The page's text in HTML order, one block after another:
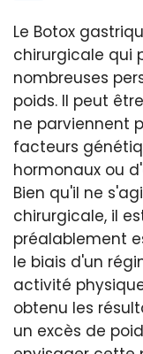
Le Botox
chirurgicale qui
nombreuses
poids. Il peut
ne parviennent
facteurs
hormonaux ou
Bien qu'il ne
chirurgicale, il
préalablement
le biais d'un
activité
obtenu les
un excès de